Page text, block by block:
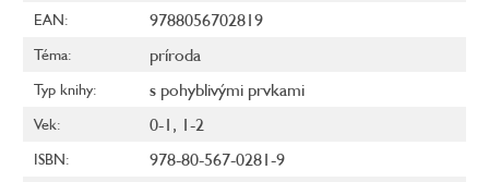
EAN: 9788056702819
Téma: príroda
Typ knihy: s pohyblivými prvkami
Vek: 0-1 , 1-2
ISBN: 978-80-567-0281-9